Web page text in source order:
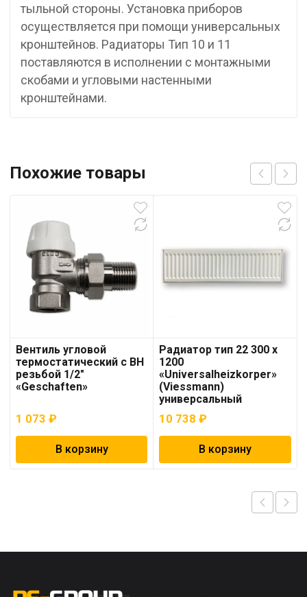
тыльной стороны. Установка приборов
осуществляется при помощи универсальных
кронштейнов. Радиаторы Тип 10 и 11
поставляются в исполнении с монтажными
скобами и угловыми настенными
кронштейнами.
Похожие товары
Вентиль угловой
термостатический с ВН
резьбой 1/2″
«Geschaften»
1 073 ₽
В корзину
Радиатор тип 22 300 x
1200
«Universalheizkorper»
(Viessmann)
универсальный
10 738₽
В корзину